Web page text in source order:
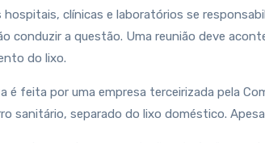
hospitais, clínicas e laboratórios se
conduzir a questão. Uma reunião deve
do lixo.
é feita por uma empresa terceirizada pela
sanitário, separado do lixo doméstico.